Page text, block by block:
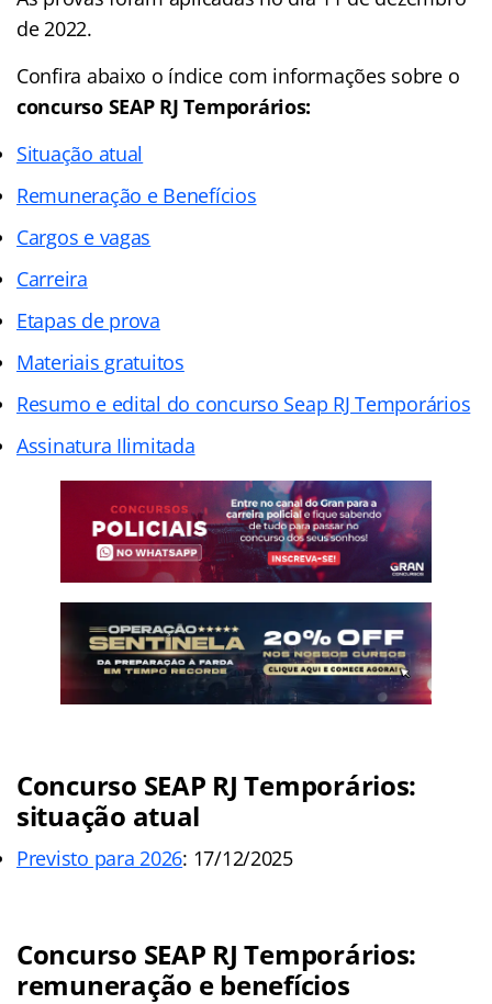
de 2022.
Confira abaixo o índicecom informações sobre o
concurso SEAP RJ Temporários:
Situação atual
Remuneração e Benefícios
Cargos e vagas
Carreira
Etapas de prova
Materiais gratuitos
Resumo e edital do concurso Seap RJ Temporários
Assinatura Ilimitada
Concurso SEAP RJ Temporários:
situação atual
Previsto para 2026: 17/12/2025
Concurso SEAP RJ Temporários:
remuneração e benefícios